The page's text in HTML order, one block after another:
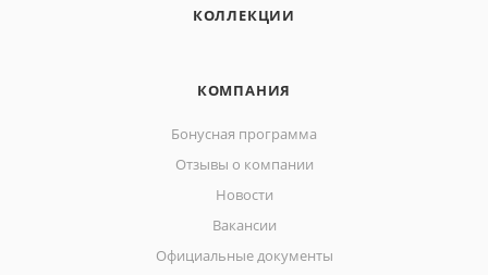
КОЛЛЕКЦИИ
КОМПАНИЯ
Бонусная программа
Отзывы о компании
Новости
Вакансии
Официальные документы